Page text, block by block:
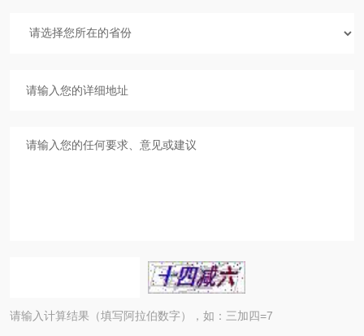
请输入计算结果（填写阿拉伯数字），如：三加四=7